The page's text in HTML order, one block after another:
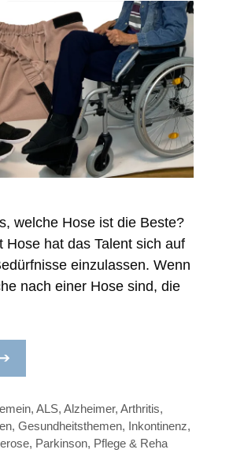
welche Hose ist die Beste?
Hose hat das Talent sich auf
einzulassen. Wenn
nach einer Hose sind, die
,ALS,Alzheimer,Arthritis,
, Gesundheitsthemen, Inkontinenz,
, Parkinson, Pflege & Reha